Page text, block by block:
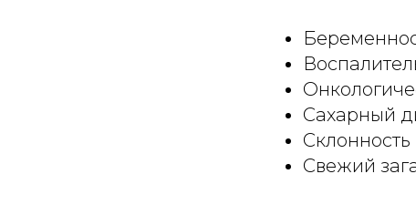
Сахарный
Свежий